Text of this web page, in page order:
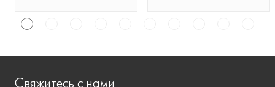
Свяжитесь с нами